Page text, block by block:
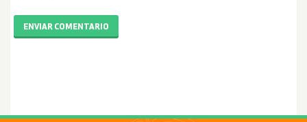
ENVIAR COMENTARIO